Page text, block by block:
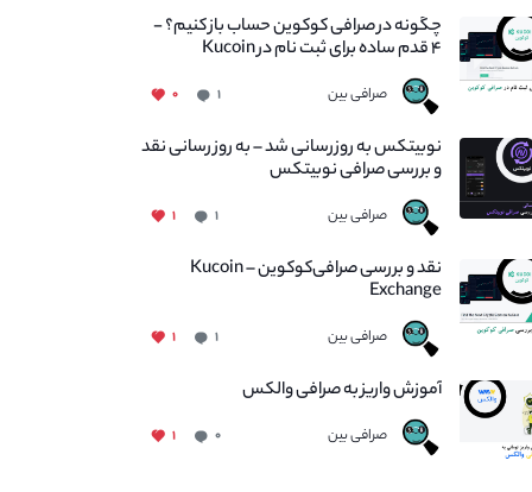
چگونه در صرافی کوکوین حساب باز کنیم؟ -
۴ قدم ساده برای ثبت نام در Kucoin
صرافی بین ۱ ۰
نوبیتکس به روزرسانی شد – به روز رسانی نقد
و بررسی صرافی نوبیتکس
صرافی بین ۱ ۱
نقد و بررسی صرافی‌کوکوین – Kucoin
Exchange
صرافی بین ۱ ۱
آموزش واریز به صرافی والکس
صرافی بین ۰ ۱